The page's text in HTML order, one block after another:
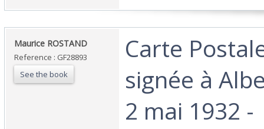
‎Maurice ROSTAND‎
Reference : GF28893
See the book
‎Carte
signée à
2 mai 1932 -‎